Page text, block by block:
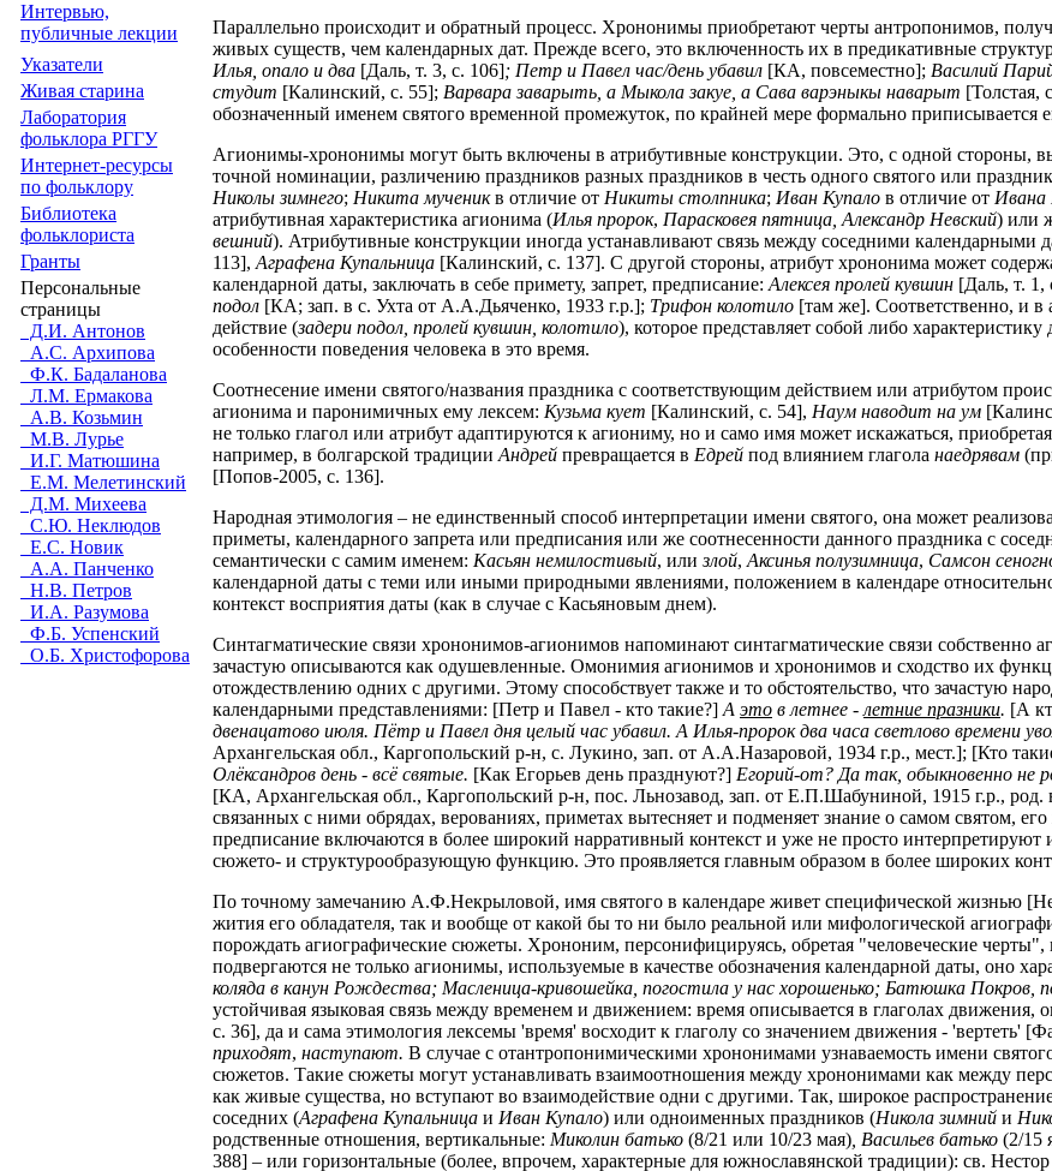
Интервью,
публичные лекции
Указатели
Живая cтарина
Лаборатория
фольклора РГГУ
Интернет-ресурсы
по фольклору
Библиотека
фольклориста
Гранты
Персональные
страницы
Д.И. Антонов
А.С. Архипова
Ф.К. Бадаланова
Л.М. Ермакова
А.В. Козьмин
М.В. Лурье
И.Г. Матюшина
Е.М. Мелетинский
Д.М. Михеева
С.Ю. Неклюдов
Е.С. Новик
А.А. Панченко
Н.В. Петров
И.А. Разумова
Ф.Б. Успенский
О.Б. Христофорова
Параллельно происходит и обратный процесс. Хрононимы приобретают черты антропонимов,
живых существ, чем календарных дат. Прежде всего, это включенность их в предикативные
Илья, опало и два [Даль, т. 3, с. 106]; Петр и Павел час/день убавил [КА, повсеместно]; Василий
студит [Калинский, с. 55]; Варвара заварыть, а Мыкола закуе, а Сава варэныкы наварыт [Толстая,
обозначенный именем святого временной промежуток, по крайней мере формально приписывается
Агионимы-хрононимы могут быть включены в атрибутивные конструкции. Это, с одной стороны,
точной номинации, различению праздников разных праздников в честь одного святого или
Николы зимнего; Никита мученикв отличие от Никиты столпника; Иван Купало в отличие от Ивана
атрибутивная характеристика агионима (Илья пророк, Парасковея пятница, Александр Невский) или
вешний). Атрибутивные конструкции иногда устанавливают связь между соседними календарными
113], Аграфена Купальница [Калинский, с. 137]. С другой стороны, атрибут хрононима может
календарной даты, заключать в себе примету, запрет, предписание: Алексея пролей кувшин [Даль, т. 1,
подол [КА; зап. в с. Ухта от А.А.Дьяченко, 1933 г.р.]; Трифон колотило [там же]. Соответственно, и в
действие (задери подол, пролей кувшин, колотило), которое представляет собой либо
особенности поведения человека в это время.
Соотнесение имени святого/названия праздника с соответствующим действием или атрибутом
агионима и паронимичных ему лексем: Кузьма кует [Калинский, с. 54], Наум наводит на ум
не только глагол или атрибут адаптируются к агиониму, но и само имя может искажаться,
например, в болгарской традиции Андрей превращается в Едрей под влиянием глагола наедрявам
[Попов-2005, с. 136].
Народная этимология – не единственный способ интерпретации имени святого, она может
приметы, календарного запрета или предписания или же соотнесенности данного праздника с
семантически с самим именем: Касьян немилостивый, илизлой, Аксинья полузимница, Самсон
календарной даты с теми или иными природными явлениями, положением в календаре
контекст восприятия даты (как в случае с Касьяновым днем).
Синтагматические связи хрононимов-агионимов напоминают синтагматические связи
зачастую описываются как одушевленные. Омонимия агионимов и хрононимов и сходство их
отождествлению одних с другими. Этому способствует также и то обстоятельство, что зачастую
календарными представлениями: [Петр и Павел - кто такие?] А это в летнее - летние празники. [А
двенацатово июля. Пётр и Павел дня целый час убавил. А Илья-пророк два часа светлово времени
Архангельская обл., Каргопольский р-н, с. Лукино, зап. от А.А.Назаровой, 1934 г.р., мест.]; [Кто
Олёксандров день - всё святые. [Как Егорьев день празднуют?] Егорий-от? Да так, обыкновенно не
[КА, Архангельская обл., Каргопольский р-н, пос. Льнозавод, зап. от Е.П.Шабуниной, 1915 г.р.,
связанных с ними обрядах, верованиях, приметах вытесняет и подменяет знание о самом святом,
предписание включаются в более широкий нарративный контекст и уже не просто
сюжето- и структурообразующую функцию. Это проявляется главным образом в более широких
По точному замечанию А.Ф.Некрыловой, имя святого в календаре живет специфической жизнью
жития его обладателя, так и вообще от какой бы то ни было реальной или мифологической
порождать агиографические сюжеты. Хрононим, персонифицируясь, обретая "человеческие
подвергаются не только агионимы, используемые в качестве обозначения календарной даты, оно
коляда в канун Рождества; Масленица-кривошейка, погостила у нас хорошенько; Батюшка Покров,
устойчивая языковая связь между временем и движением: время описывается в глаголах движения,
с. 36], да и сама этимология лексемы 'время' восходит к глаголу со значением движения - 'вертеть'
приходят, наступают. В случае с отантропонимическими хрононимами узнаваемость имени
сюжетов. Такие сюжеты могут устанавливать взаимоотношения между хрононимами как между
как живые существа, но вступают во взаимодействие одни с другими. Так, широкое
соседних (Аграфена Купальница и Иван Купало) или одноименных праздников (Никола зимний и
родственные отношения, вертикальные: Миколин батько (8/21 или 10/23 мая) , Васильев батько (2/15
388] – или горизонтальные (более, впрочем, характерные для южнославянской традиции): св.